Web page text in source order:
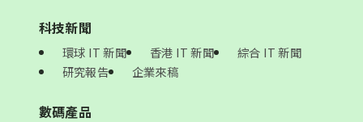
科技新聞
環球 IT 新聞 香港 IT 新聞
綜合 IT 新聞
研究報告
企業來稿
數碼產品